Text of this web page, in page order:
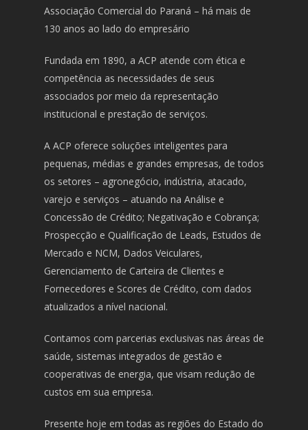
Associação Comercial do Paraná – há mais de
130 anos ao lado do empresário
Fundada em 1890, a ACP atende com ética e
competência as necessidades de seus
associados por meio da representação
institucional e prestação de serviços.
A ACP oferece soluções inteligentes para
pequenas, médias e grandes empresas, de todos
os setores – agronegócio, indústria, atacado,
varejo e serviços – atuando na Análise e
Concessão de Crédito; Negativação e Cobrança;
Prospecção e Qualificação de Leads, Estudos de
Mercado e NCM, Dados Veiculares,
Gerenciamento de Carteira de Clientes e
Fornecedores e Scores de Crédito, com dados
atualizados a nível nacional.
Contamos com parcerias exclusivas nas áreas de
saúde, sistemas integrados de gestão e
cooperativas de energia, que visam redução de
custos em sua empresa.
Presente hoje em todas as regiões do Estado do